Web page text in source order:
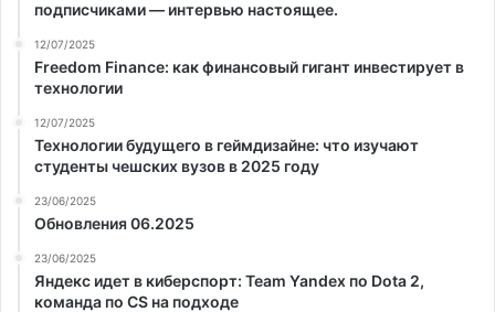
подписчиками — интервью настоящее.
12/07/2025
Freedom Finance: как финансовый гигант инвестирует в
технологии
12/07/2025
Технологии будущего в геймдизайне: что изучают
студенты чешских вузов в 2025 году
23/06/2025
Обновления 06.2025
23/06/2025
Яндекс идет в киберспорт: Team Yandex по Dota 2,
команда по CS на подходе